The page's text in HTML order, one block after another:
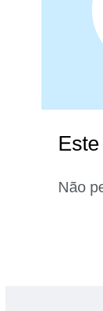
Não